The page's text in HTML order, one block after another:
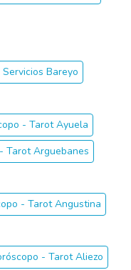
Bareyo
- Tarot Ayuela
Tarot Arguebanes
- Tarot Angustina
- Tarot Aliezo